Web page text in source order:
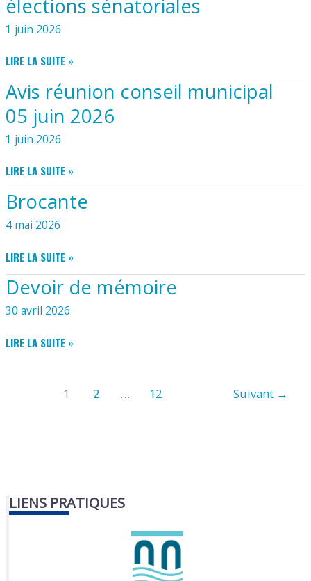
DES
PATARINS
29
2026
AU
17
AOÛT
2026
élections sénatoriales
1 juin 2026
AVIS
RÉUNION
CONSEIL
MUNICIPAL
ÉLECTIONS
SÉNATORIALES
LIRE LA SUITE »
Avis réunion conseil municipal
05 juin 2026
1 juin 2026
AVIS
RÉUNION
CONSEIL
05
2026
LIRE LA SUITE »
Brocante
4 mai 2026
BROCANTE
LIRE LA SUITE »
Devoir de mémoire
30 avril 2026
DEVOIR
LIRE LA SUITE »
1 2 … 12 Suivant →
LIENS PRATIQUES